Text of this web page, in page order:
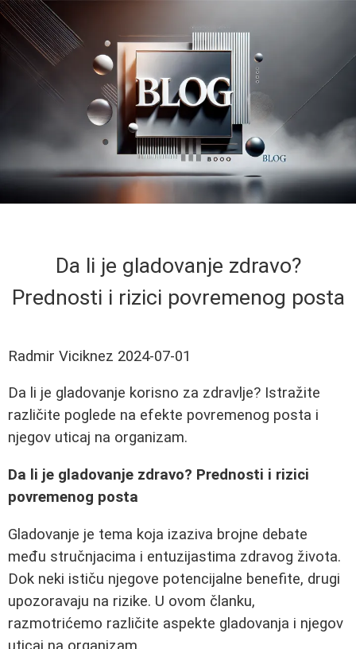
Da li je gladovanje zdravo?
Prednosti i rizici povremenog posta
Radmir Viciknez 2024-07-01
Da li je gladovanje korisno za zdravlje? Istražite
različite poglede na efekte povremenog posta i
njegov uticaj na organizam.
Da li je gladovanje zdravo? Prednosti i rizici
povremenog posta
Gladovanje je tema koja izaziva brojne debate
među stručnjacima i entuzijastima zdravog života.
Dok neki ističu njegove potencijalne benefite, drugi
upozoravaju na rizike. U ovom članku,
razmotrićemo različite aspekte gladovanja i njegov